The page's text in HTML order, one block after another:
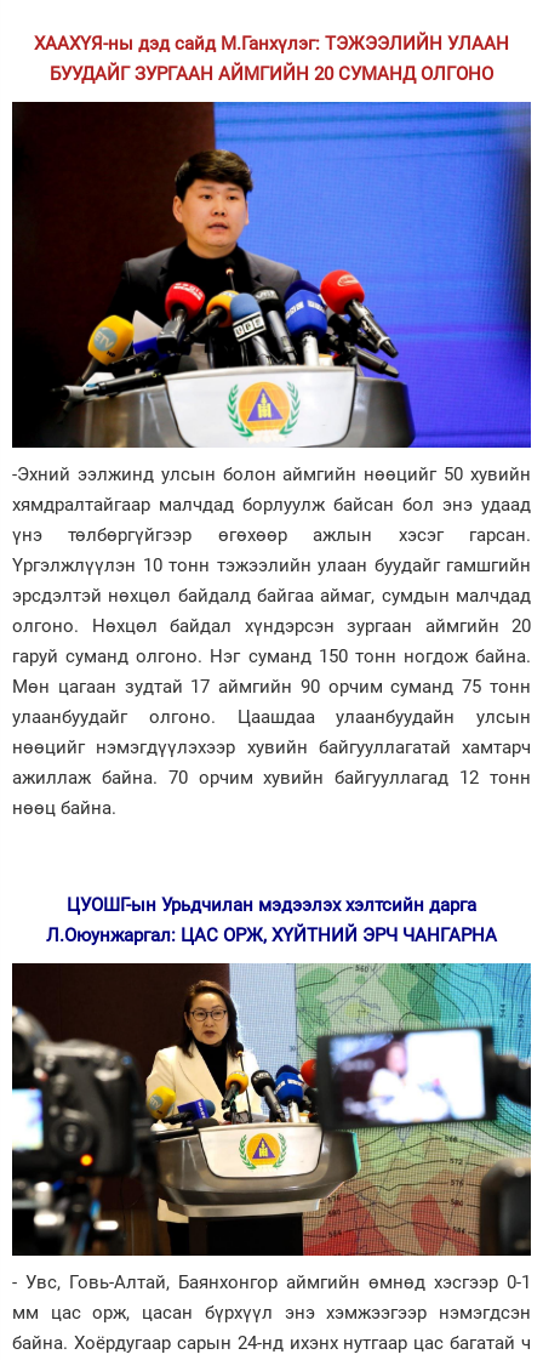
ХААХҮЯ-ны дэд сайд М.Ганхүлэг: ТЭЖЭЭЛИЙН УЛААН
БУУДАЙГ ЗУРГААН АЙМГИЙН 20 СУМАНД ОЛГОНО
-Эхний ээлжинд улсын болон аймгийн нөөцийг 50 хувийн
хямдралтайгаар малчдад борлуулж байсан бол энэ удаад
үнэ төлбөргүйгээр өгөхөөр ажлын хэсэг гарсан.
Үргэлжлүүлэн 10 тонн тэжээлийн улаан буудайг гамшгийн
эрсдэлтэй нөхцөл байдалд байгаа аймаг, сумдын малчдад
олгоно. Нөхцөл байдал хүндэрсэн зургаан аймгийн 20
гаруй суманд олгоно. Нэг суманд 150 тонн ногдож байна.
Мөн цагаан зудтай 17 аймгийн 90 орчим суманд 75 тонн
улаанбуудайг олгоно. Цаашдаа улаанбуудайн улсын
нөөцийг нэмэгдүүлэхээр хувийн байгууллагатай хамтарч
ажиллаж байна. 70 орчим хувийн байгууллагад 12 тонн
нөөц байна.
ЦУОШГ-ын Урьдчилан мэдээлэх хэлтсийн дарга
Л.Оюунжаргал: ЦАС ОРЖ, ХҮЙТНИЙ ЭРЧ ЧАНГАРНА
- Увс, Говь-Алтай, Баянхонгор аймгийн өмнөд хэсгээр 0-1
мм цас орж, цасан бүрхүүл энэ хэмжээгээр нэмэгдсэн
байна. Хоёрдугаар сарын 24-нд ихэнх нутгаар цас багатай ч